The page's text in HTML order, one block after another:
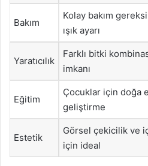
Bakım
Kolay bakım
ışık ayarı
Yaratıcılık
Farklı bitki
imkanı
Eğitim
Çocuklar için doğa
geliştirme
Estetik
Görsel çekicilik ve
için ideal